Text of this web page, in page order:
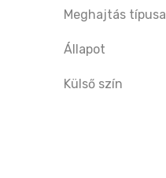
Meghajtás típusa
Állapot
Külső szín